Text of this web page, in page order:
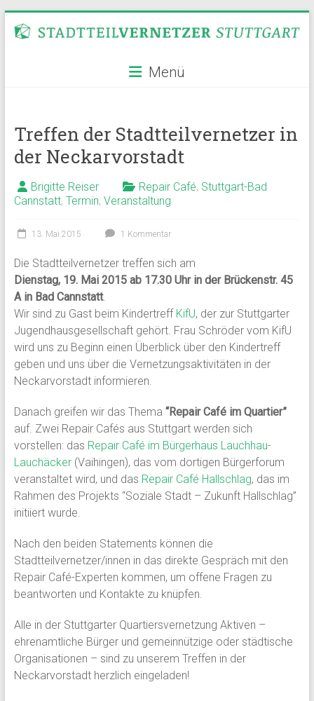
Inhalt
Stadtteilvernetzer
Menü
Treffen der Stadtteilvernetzer in
der Neckarvorstadt
Brigitte Reiser Repair Café, Stuttgart-Bad
Cannstatt, Termin, Veranstaltung
13. Mai 2015 1 Kommentar
Die Stadtteilvernetzer treffen sich am
Dienstag, 19. Mai 2015 ab 17.30 Uhr in der Brückenstr. 45
A in Bad Cannstatt.
Wir sind zu Gast beim Kindertreff KifU, der zur Stuttgarter
Jugendhausgesellschaft gehört. Frau Schröder vom KifU
wird uns zu Beginn einen Überblick über den Kindertreff
geben und uns über die Vernetzungsaktivitäten in der
Neckarvorstadt informieren.
Danach greifen wir das Thema “Repair Café im Quartier”
auf. Zwei Repair Cafés aus Stuttgart werden sich
vorstellen: das Repair Café im Bürgerhaus Lauchhau-
Lauchäcker(Vaihingen), das vom dortigen Bürgerforum
veranstaltet wird, und das Repair Café Hallschlag, das im
Rahmen des Projekts “Soziale Stadt – Zukunft Hallschlag”
initiiert wurde.
Nach den beiden Statements können die
Stadtteilvernetzer/innen in das direkte Gespräch mit den
Repair Café-Experten kommen, um offene Fragen zu
beantworten und Kontakte zu knüpfen.
Alle in der Stuttgarter Quartiersvernetzung Aktiven –
ehrenamtliche Bürger und gemeinnützige oder städtische
Organisationen – sind zu unserem Treffen in der
Neckarvorstadt herzlich eingeladen!